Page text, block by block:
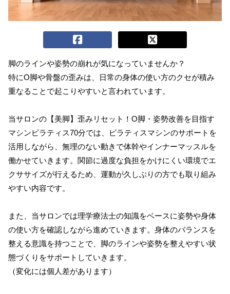
脚のラインや姿勢の崩れが気になっていませんか？
特にO脚や骨盤の歪みは、日常の身体の使い方のクセが積み
重なることで起こりやすいと言われています。
当サロンの【美脚】歪みリセット！O脚・姿勢改善を目指す
マシンピラティス70分では、ピラティスマシンのサポートを
活用しながら、無理のない動きで体幹やインナーマッスルを
働かせていきます。関節に過度な負担をかけにくい環境でエ
クササイズが行えるため、運動が久しぶりの方でも取り組み
やすい内容です。
また、当サロンでは理学療法士の知識をベースに姿勢や身体
の使い方を確認しながら進めていきます。身体のバランスを
整える意識を持つことで、脚のラインや姿勢を整えやすい状
態づくりをサポートしていきます。
（変化には個人差があります）